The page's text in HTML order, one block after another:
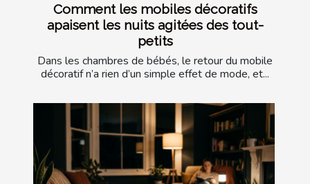
Comment les mobiles décoratifs
apaisent les nuits agitées des tout-
petits
Dans les chambres de bébés, le retour du mobile
décoratif n’a rien d’un simple effet de mode, et...